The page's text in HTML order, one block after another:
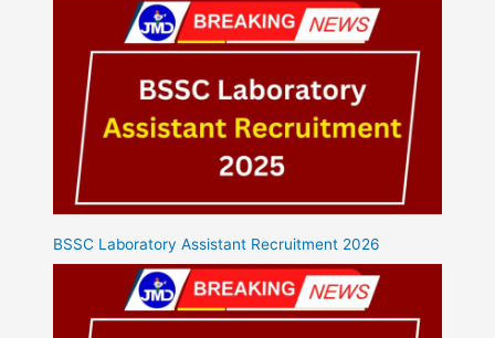
BSSC Laboratory Assistant Recruitment 2026